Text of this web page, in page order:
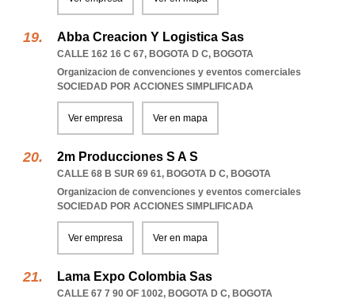
Abba Creacion Y Logistica Sas
CALLE 162 16 C 67, BOGOTA D C, BOGOTA
Organizacion de convenciones y eventos comerciales
SOCIEDAD POR ACCIONES SIMPLIFICADA
Ver empresa Ver en mapa
2m Producciones S A S
CALLE 68 B SUR 69 61, BOGOTA D C, BOGOTA
Organizacion de convenciones y eventos comerciales
SOCIEDAD POR ACCIONES SIMPLIFICADA
Ver empresa Ver en mapa
Lama Expo Colombia Sas
CALLE 67 7 90 OF 1002, BOGOTA D C, BOGOTA